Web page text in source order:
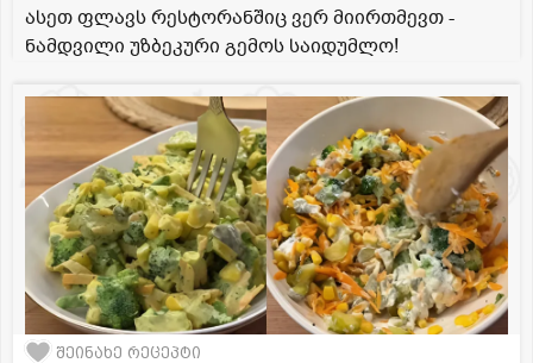
ასეთ ფლავს რესტორანშიც ვერ მიირთმევთ -
ნამდვილი უზბეკური გემოს საიდუმლო!
შეინახე რეცეპტი